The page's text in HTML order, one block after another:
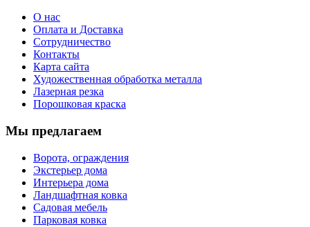
О нас
Оплата и Доставка
Сотрудничество
Контакты
Карта сайта
Художественная обработка металла
Лазерная резка
Порошковая краска
Мы предлагаем
Ворота, ограждения
Экстерьер дома
Интерьера дома
Ландшафтная ковка
Садовая мебель
Парковая ковка